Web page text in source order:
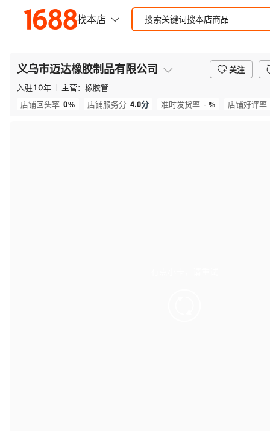
义乌市迈达橡胶制品有限公司
关注
入驻10年 主营： 橡胶管
店铺回头率 0% 店铺服务分 4.0分 准时发货率 - % 店铺好评率